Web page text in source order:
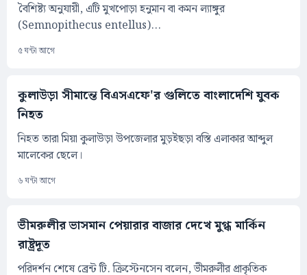
বৈশিষ্ট্য অনুযায়ী, এটি মুখপোড়া হনুমান বা কমন ল্যাঙ্গুর
(Semnopithecus entellus)...
৫ ঘন্টা আগে
কুলাউড়া সীমান্তে বিএসএফে'র গুলিতে বাংলাদেশি যুবক
নিহত
নিহত তারা মিয়া কুলাউড়া উপজেলার মুড়ইছড়া বস্তি এলাকার আব্দুল
মালেকের ছেলে।
৬ ঘন্টা আগে
ভীমরুলীর ভাসমান পেয়ারার বাজার দেখে মুগ্ধ মার্কিন
রাষ্ট্রদূত
পরিদর্শন শেষে ব্রেন্ট টি. ক্রিস্টেনসেন বলেন, ভীমরুলীর প্রাকৃতিক